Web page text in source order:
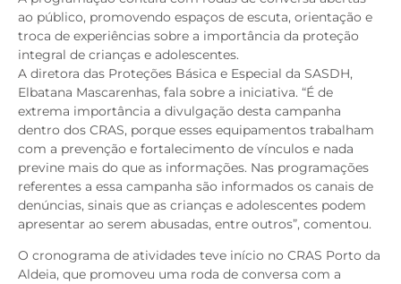
ao público, promovendo espaços de escuta, orientação e
troca de experiências sobre a importância da proteção
integral de crianças e adolescentes.
A diretora das Proteções Básica e Especial da SASDH,
Elbatana Mascarenhas, fala sobre a iniciativa. “É de
extrema importância a divulgação desta campanha
dentro dos CRAS, porque esses equipamentos trabalham
com a prevenção e fortalecimento de vínculos e nada
previne mais do que as informações. Nas programações
referentes a essa campanha são informados os canais de
denúncias, sinais que as crianças e adolescentes podem
apresentar ao serem abusadas, entre outros”, comentou.
O cronograma de atividades teve início no CRAS Porto da
Aldeia, que promoveu uma roda de conversa com a